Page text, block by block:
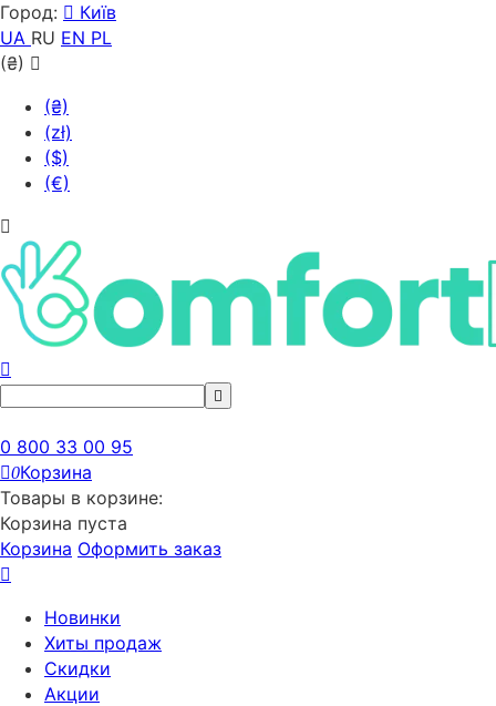
Город:
Київ
UA RU EN PL
(₴)
(₴)
(zł)
($)
(€)
0 800 33 00 95
0Корзина
Товары в корзине:
Корзина пуста
Корзина Оформить заказ
Новинки
Хиты продаж
Скидки
Акции